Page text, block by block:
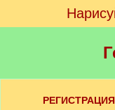
РЕГИСТРАЦИЯ